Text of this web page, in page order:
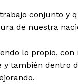
conjunto y
de nuestra
lo propio,
también dentro